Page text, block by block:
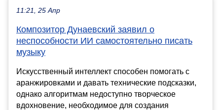
11:21, 25 Апр
Композитор Дунаевский заявил о
неспособности ИИ самостоятельно писать
музыку
Искусственный интеллект способен помогать с
аранжировками и давать технические подсказки,
однако алгоритмам недоступно творческое
вдохновение, необходимое для создания